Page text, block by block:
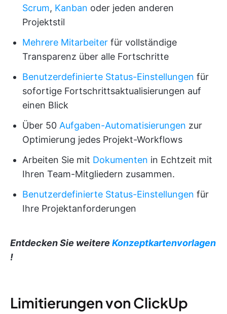
Scrum, Kanban oder jeden anderen
Projektstil
Mehrere Mitarbeiter für vollständige
Transparenz über alle Fortschritte
Benutzerdefinierte Status-Einstellungen für
sofortige Fortschrittsaktualisierungen auf
einen Blick
Über 50 Aufgaben-Automatisierungen zur
Optimierung jedes Projekt-Workflows
Arbeiten Sie mit Dokumenten in Echtzeit mit
Ihren Team-Mitgliedern zusammen.
Benutzerdefinierte Status-Einstellungen für
Ihre Projektanforderungen
Entdecken Sie weitere Konzeptkartenvorlagen
!
Limitierungen von ClickUp